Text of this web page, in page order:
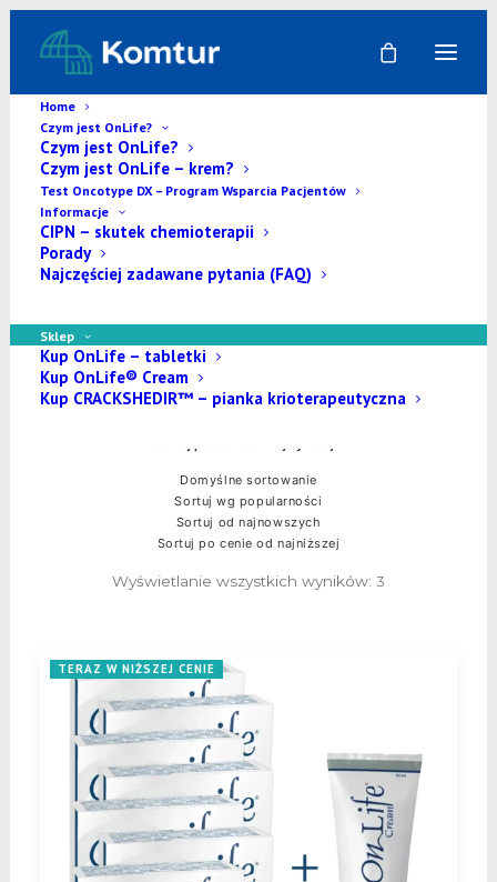
Home
Czym jest OnLife?
Czym jest OnLife?
Czym jest OnLife – krem?
Test Oncotype DX – Program Wsparcia Pacjentów
Informacje
CIPN – skutek chemioterapii
Porady
Najczęściej zadawane pytania (FAQ)
Sklep
Kup OnLife – tabletki
Kup OnLife® Cream
Kup CRACKSHEDIR™ – pianka krioterapeutyczna
OnLife - Pakiety
Domyślne sortowanie
Sortuj wg popularności
Sortuj od najnowszych
Sortuj po cenie od najniższej
Wyświetlanie wszystkich wyników: 3
TERAZ W NIŻSZEJ CENIE